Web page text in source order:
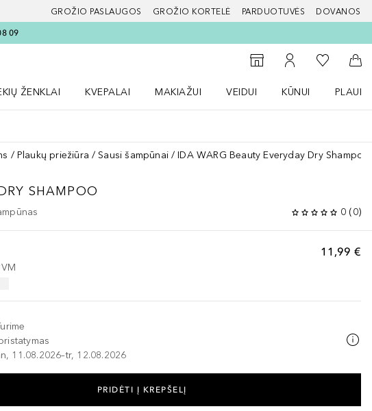
GROŽIO PASLAUGOS GROŽIO KORTELĖ PARDUOTUVĖS DOVANOS
09
puslapį
Į parduotuvių paiešką
Į mano paskyrą
Į mano
Į
ŽENKLAI
KVEPALAI
MAKIAŽUI
VEIDUI
KŪNUI
Plaukų priežiūra Sausi šampūnai IDA WARG Beauty Everyday Dry Shampoo
SHAMPOO
0 (0)
11,99 €
11.08.2026–tr, 12.08.2026
PRIDĖTI Į KREPŠELĮ